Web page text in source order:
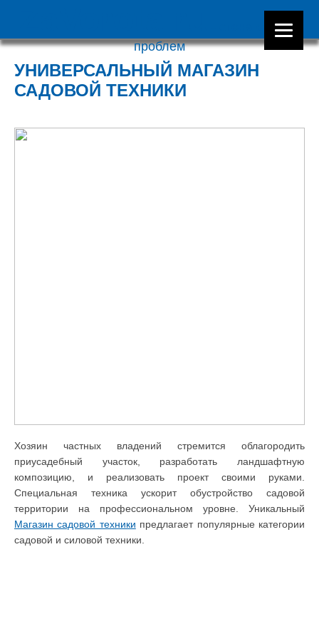
- стена от всех
проблем
УНИВЕРСАЛЬНЫЙ МАГАЗИН
САДОВОЙ ТЕХНИКИ
Хозяин частных владений стремится облагородить
приусадебный участок, разработать ландшафтную
композицию, и реализовать проект своими руками.
Специальная техника ускорит обустройство садовой
территории на профессиональном уровне. Уникальный
Магазин садовой техники предлагает популярные категории
садовой и силовой техники.